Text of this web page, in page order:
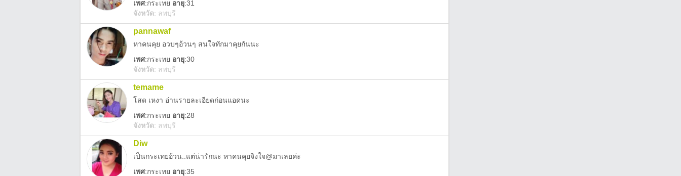
เพศ:กระเทย อายุ:31
จังหวัด: ลพบุรี
pannawaf
หาคนคุย อวบๆอ้วนๆ สนใจทักมาคุยกันนะ
เพศ:กระเทย อายุ:30
จังหวัด: ลพบุรี
temame
โสด เหงา อ่านรายละเอียดก่อนแอดนะ
เพศ:กระเทย อายุ:28
จังหวัด: ลพบุรี
Diw
เป็นกระเทยอ้วน..แต่น่ารักนะ หาคนคุยจิงใจ@มาเลยค่ะ
เพศ:กระเทย อายุ:35